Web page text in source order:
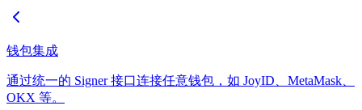
钱包集成
通过统一的 Signer 接口连接任意钱包，如 JoyID、MetaMask、
OKX 等。